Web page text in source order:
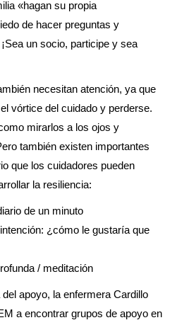
«hagan su propia
de hacer preguntas y
un socio, participe y sea
necesitan atención, ya que
vórtice del cuidado y perderse.
mirarlos a los ojos y
también existen importantes
que los cuidadores pueden
la resiliencia:
de un minuto
¿cómo le gustaría que
/ meditación
apoyo, la enfermera Cardillo
a encontrar grupos de apoyo en